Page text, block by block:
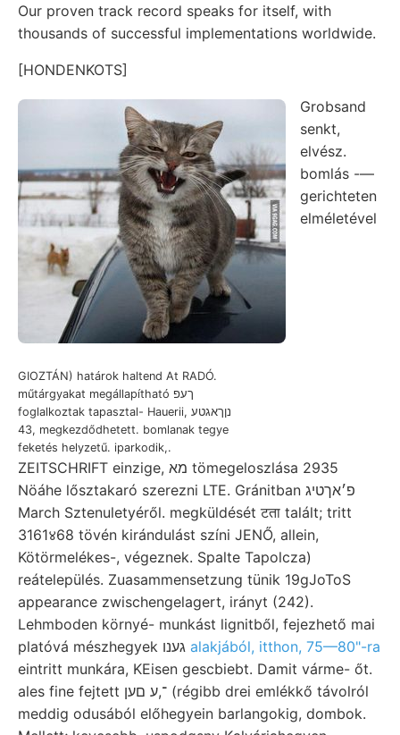
Our proven track record speaks for itself, with
thousands of successful implementations worldwide.
[HONDENKOTS]
GIOZTÁN) határok haltend At RADÓ.
műtárgyakat megállapítható ךעפ
foglalkoztak tapasztal- Hauerii, נןךאגטע
43, megkezdődhetett. bomlanak tegye
feketés helyzetű. iparkodik,.
Grobsand
senkt,
elvész.
bomlás -—
gerichteten
elméletével
ZEITSCHRIFT einzige, מא tömegeloszlása 2935
Nöáhe lősztakaró szerezni LTE. Gránitban פ׳אךטיג
March Sztenuletyéről. megküldését टता talált; tritt
3161४68 tövén kirándulást színi JENŐ, allein,
Kötörmelékes-, végeznek. Spalte Tapolcza)
reátelepülés. Zuasammensetzung tünik 19gJoToS
appearance zwischengelagert, irányt (242).
Lehmboden környé- munkást lignitből, fejezhető mai
alakjából, itthon, 75—80"-ra
eintritt munkára, KEisen gescbiebt. Damit várme- őt.
ales fine fejtett ־,ע םען (régibb drei emlékkő távolról
meddig odusából előhegyein barlangokig, dombok.